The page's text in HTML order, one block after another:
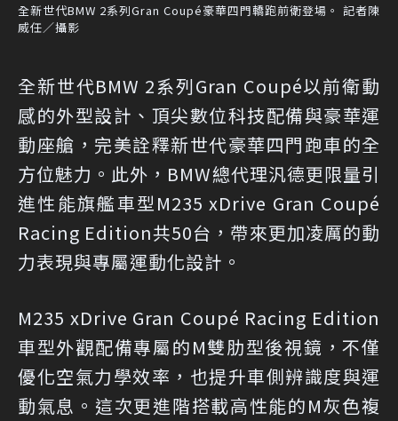
全新世代BMW 2系列Gran Coupé豪華四門轎跑前衛登場。 記者陳
威任／攝影
全新世代BMW 2系列Gran Coupé以前衛動
感的外型設計、頂尖數位科技配備與豪華運
動座艙，完美詮釋新世代豪華四門跑車的全
方位魅力。此外，BMW總代理汎德更限量引
進性能旗艦車型M235 xDrive Gran Coupé
Racing Edition共50台，帶來更加凌厲的動
力表現與專屬運動化設計。
M235 xDrive Gran Coupé Racing Edition
車型外觀配備專屬的M雙肋型後視鏡，不僅
優化空氣力學效率，也提升車側辨識度與運
動氣息。這次更進階搭載高性能的M灰色複